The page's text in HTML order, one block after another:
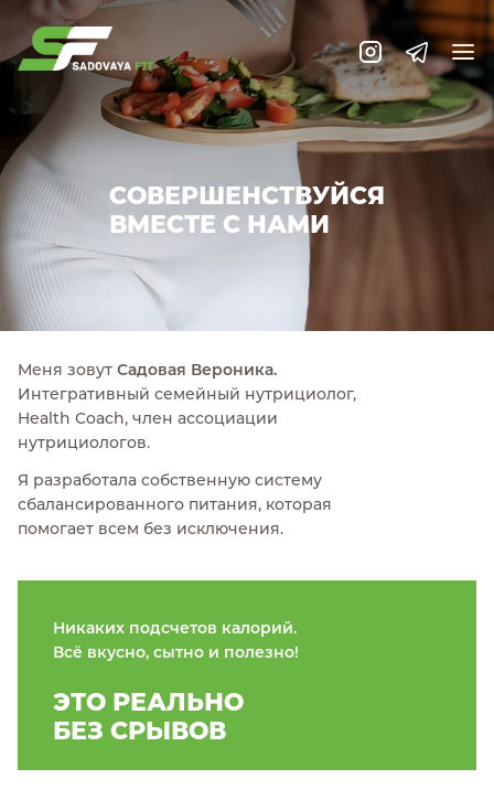
СОВЕРШЕНСТВУЙСЯ
ВМЕСТЕ С НАМИ
Меня зовут Садовая Вероника.
Интегративный семейный нутрициолог,
Health Coach, член ассоциации
нутрициологов.
Я разработала собственную систему
сбалансированного питания, которая
помогает всем без исключения.
Никаких подсчетов калорий.
Всё вкусно, сытно и полезно!
ЭТО РЕАЛЬНО
БЕЗ СРЫВОВ